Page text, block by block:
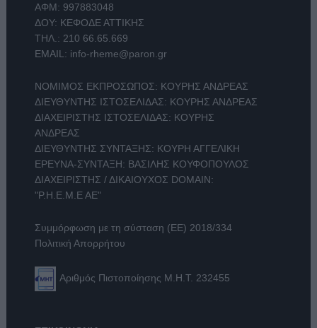
ΑΦΜ: 997883048
ΔΟΥ: ΚΕΦΟΔΕ ΑΤΤΙΚΗΣ
ΤΗΛ.: 210 66.65.669
EMAIL: info-rheme@paron.gr
ΝΟΜΙΜΟΣ ΕΚΠΡΟΣΩΠΟΣ: ΚΟΥΡΗΣ ΑΝΔΡΕΑΣ
ΔΙΕΥΘΥΝΤΗΣ ΙΣΤΟΣΕΛΙΔΑΣ: ΚΟΥΡΗΣ ΑΝΔΡΕΑΣ
ΔΙΑΧΕΙΡΙΣΤΗΣ ΙΣΤΟΣΕΛΙΔΑΣ: ΚΟΥΡΗΣ
ΑΝΔΡΕΑΣ
ΔΙΕΥΘΥΝΤΗΣ ΣΥΝΤΑΞΗΣ: ΚΟΥΡΗ ΑΓΓΕΛΙΚΗ
ΕΡΕΥΝΑ-ΣΥΝΤΑΞΗ: ΒΑΣΙΛΗΣ ΚΟΥΦΟΠΟΥΛΟΣ
ΔΙΑΧΕΙΡΙΣΤΗΣ / ΔΙΚΑΙΟΥΧΟΣ DOMAIN:
"Ρ.Η.Ε.Μ.Ε ΑΕ"
Συμμόρφωση με τη σύσταση (ΕΕ) 2018/334
Πολιτική Απορρήτου
Αριθμός Πιστοποίησης Μ.Η.Τ. 232455